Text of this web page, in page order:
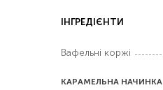
ІНГРЕДІЄНТИ
Вафельні коржі
КАРАМЕЛЬНА НАЧИНКА